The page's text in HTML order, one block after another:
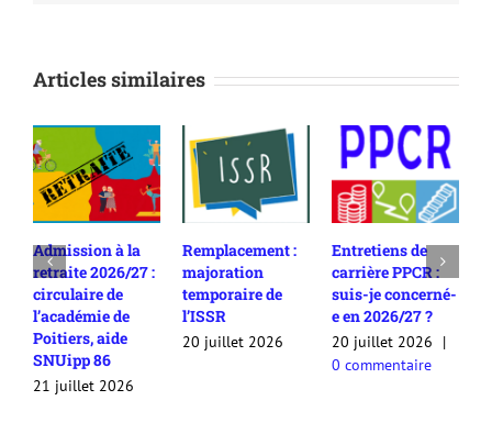
Articles similaires
Remplacement :
majoration
temporaire de
l’ISSR
20 juillet 2026
Entretiens de
carrière PPCR :
suis-je concerné-
e en 2026/27 ?
20 juillet 2026
Rendez-vous de
carrière en
2025/26 :
comment
contester son
appréciation /